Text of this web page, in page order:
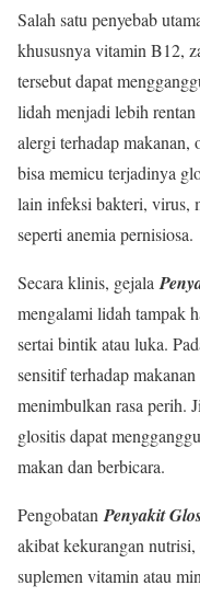
Salah satu penyebab
khususnya vitamin B12,
tersebut dapat
lidah menjadi lebih
alergi terhadap makanan,
bisa memicu terjadinya
lain infeksi bakteri, virus,
seperti anemia pernisiosa.
Secara klinis, gejala
mengalami lidah tampak
sertai bintik atau luka.
sensitif terhadap
menimbulkan rasa perih.
glositis dapat
makan dan berbicara.
Pengobatan Penyakit
akibat kekurangan
suplemen vitamin atau